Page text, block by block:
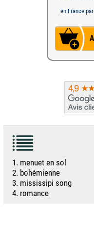
en France par
1. menuet en sol
2. bohémienne
3. mississipi song
4. romance